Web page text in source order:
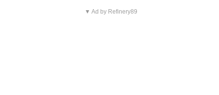
▼ Ad by Refinery89